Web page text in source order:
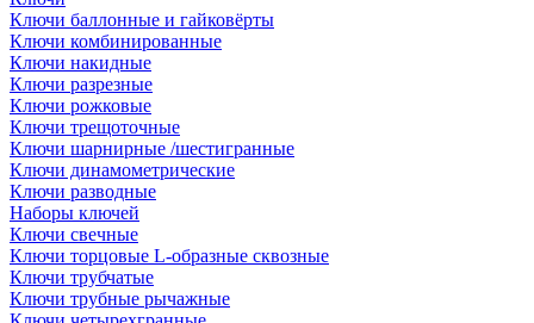
Ключи баллонные и гайковёрты
Ключи комбинированные
Ключи накидные
Ключи разрезные
Ключи рожковые
Ключи трещоточные
Ключи шарнирные /шестигранные
Ключи динамометрические
Ключи разводные
Наборы ключей
Ключи свечные
Ключи торцовые L-образные сквозные
Ключи трубчатые
Ключи трубные рычажные